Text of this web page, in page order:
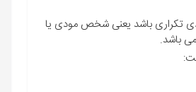
تکراری باشد یعنی شخص مودی یا
باشد.